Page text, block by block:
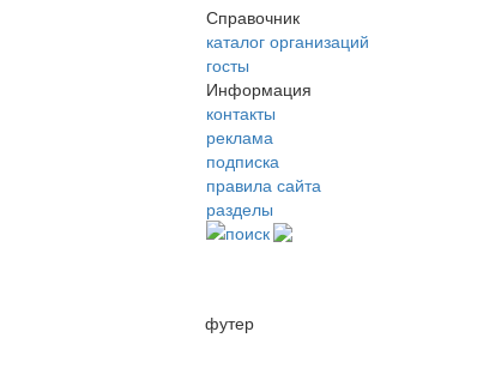
Справочник
каталог организаций
госты
Информация
контакты
реклама
подписка
правила сайта
разделы
поиск
футер